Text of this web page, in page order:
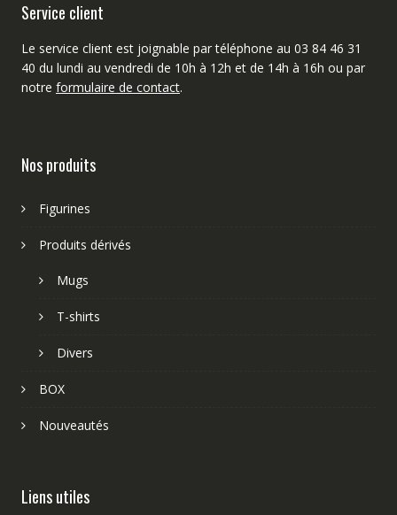
Service client
Le service client est joignable par téléphone au 03 84 46 31
40 du lundi au vendredi de 10h à 12h et de 14h à 16h ou par
notre formulaire de contact.
Nos produits
Figurines
Produits dérivés
Mugs
T-shirts
Divers
BOX
Nouveautés
Liens utiles